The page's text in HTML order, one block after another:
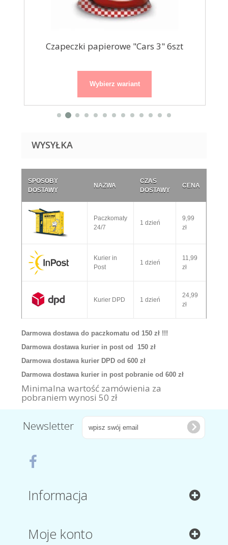
Czapeczki papierowe "Cars 3" 6szt
Wybierz wariant
WYSYŁKA
SPOSOBY
DOSTAWY
NAZWA
CZAS
DOSTAWY
CENA
Paczkomaty
24/7
1 dzień
9,99
zł
Kurier in
Post
1 dzień
11,99
zł
Kurier DPD 1 dzień
24,99
zł
Darmowa dostawa do paczkomatu od 150 zł !!!
Darmowa dostawa kurier in post od 150 zł
Darmowa dostawa kurier DPD od 600 zł
Darmowa dostawa kurier in post pobranie od 600 zł
Minimalna wartość zamówienia za
pobraniem wynosi 50 zł
Newsletter
Informacja
Moje konto